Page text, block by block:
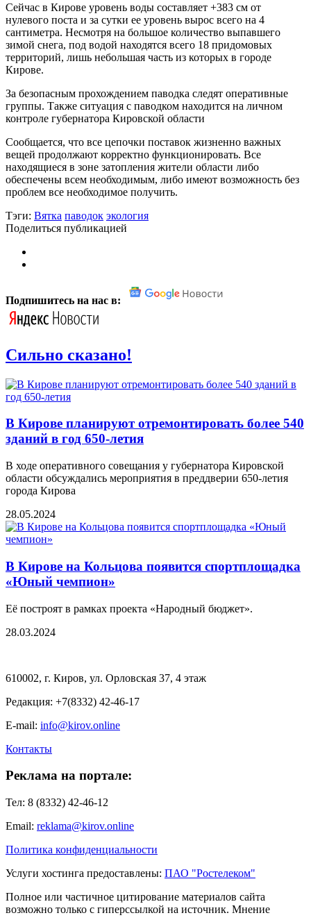
Сейчас в Кирове уровень воды составляет +383 см от
нулевого поста и за сутки ее уровень вырос всего на 4
сантиметра. Несмотря на большое количество выпавшего
зимой снега, под водой находятся всего 18 придомовых
территорий, лишь небольшая часть из которых в городе
Кирове.
За безопасным прохождением паводка следят оперативные
группы. Также ситуация с паводком находится на личном
контроле губернатора Кировской области
Сообщается, что все цепочки поставок жизненно важных
вещей продолжают корректно функционировать. Все
находящиеся в зоне затопления жители области либо
обеспечены всем необходимым, либо имеют возможность без
проблем все необходимое получить.
Тэги: Вятка паводок экология
Поделиться публикацией
Подпишитесь на нас в:
Сильно сказано!
В Кирове планируют отремонтировать более 540
зданий в год 650-летия
В ходе оперативного совещания у губернатора Кировской
области обсуждались мероприятия в преддверии 650-летия
города Кирова
28.05.2024
В Кирове на Кольцова появится спортплощадка
«Юный чемпион»
Её построят в рамках проекта «Народный бюджет».
28.03.2024
610002, г. Киров, ул. Орловская 37, 4 этаж
Редакция: +7(8332) 42-46-17
E-mail: info@kirov.online
Контакты
Реклама на портале:
Тел: 8 (8332) 42-46-12
Email: reklama@kirov.online
Политика конфиденциальности
Услуги хостинга предоставлены: ПАО "Ростелеком"
Полное или частичное цитирование материалов сайта
возможно только с гиперссылкой на источник. Мнение